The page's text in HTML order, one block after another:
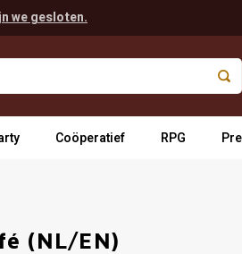
we gesloten.
Coöperatief RPG
(NL/EN)